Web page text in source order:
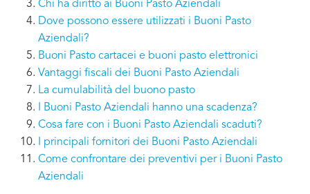
Chi ha diritto ai Buoni Pasto Aziendali
Dove possono essere utilizzati i Buoni Pasto
Aziendali?
Buoni Pasto cartacei e buoni pasto elettronici
Vantaggi fiscali dei Buoni Pasto Aziendali
La cumulabilità del buono pasto
I Buoni Pasto Aziendali hanno una scadenza?
Cosa fare con i Buoni Pasto Aziendali scaduti?
I principali fornitori dei Buoni Pasto Aziendali
Come confrontare dei preventivi per i Buoni Pasto
Aziendali